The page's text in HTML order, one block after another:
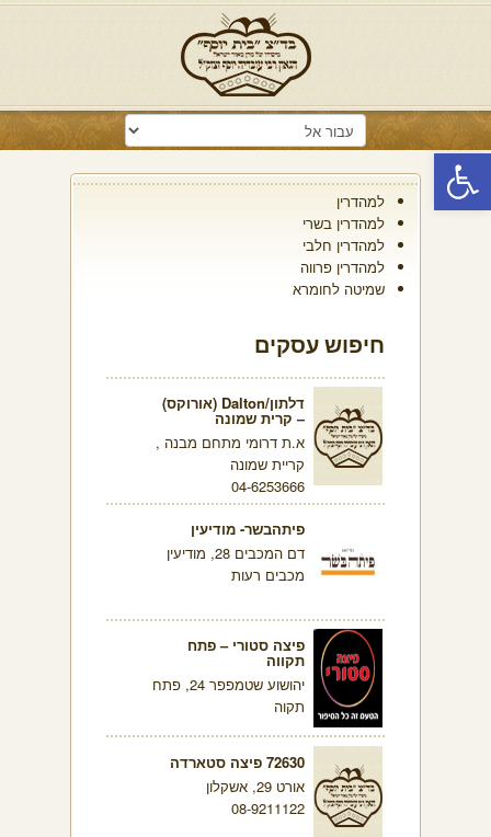
פתח סרגל נגישות
למהדרין
למהדרין בשרי
למהדרין חלבי
למהדרין פרווה
שמיטה לחומרא
חיפוש עסקים
דלתון/Dalton (אורוקס)
– קרית שמונה
א.ת דרומי מתחם מבנה ,
קריית שמונה
04-6253666
פיתהבשר- מודיעין
דם המכבים 28, מודיעין
מכבים רעות
פיצה סטורי – פתח
תקווה
יהושוע שטמפפר 24, פתח
תקוה
72630 פיצה סטארדה
אורט 29, אשקלון
08-9211122